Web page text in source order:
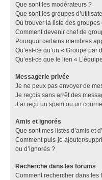
Que sont les modérateurs ?
Que sont les groupes
Où trouver la liste des
Comment devenir chef de
Pourquoi certains membres
Qu’est-ce qu’un « Groupe par
Qu’est-ce que le lien «
Messagerie privée
Je ne peux pas envoyer de
Je reçois sans arrêt des
J’ai reçu un spam ou un
Amis et ignorés
Que sont mes listes d’amis et
Comment puis-je ajouter/
ou d’ignorés ?
Recherche dans les forums
Comment rechercher dans les